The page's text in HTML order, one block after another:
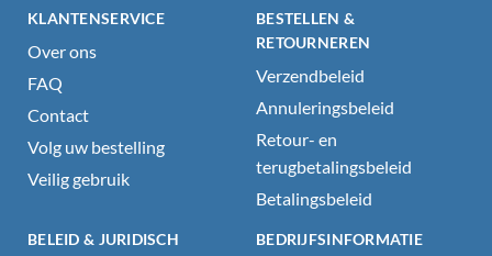
KLANTENSERVICE
Over ons
FAQ
Contact
Volg uw bestelling
Veilig gebruik
BESTELLEN &
RETOURNEREN
Verzendbeleid
Annuleringsbeleid
Retour- en
terugbetalingsbeleid
Betalingsbeleid
BELEID & JURIDISCH BEDRIJFSINFORMATIE